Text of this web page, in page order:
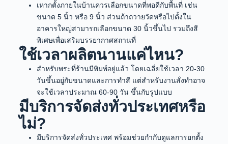
เหากตั้งภายในบ้านควรเลือกขนาดที่พอดีกับพื้นที่ เช่น
ขนาด 5 นิ้ว หรือ 9 นิ้ว ส่วนถ้าถวายวัดหรือไปตั้งใน
อาคารใหญ่สามารถเลือกขนาด 30 นิ้วขึ้นไป รวมถึงสี
พิเศษเพื่อเสริมบรรยากาศสถานที่
ใช้เวลาผลิตนานแค่ไหน?
สำหรับพระที่ร้านมีพิมพ์อยู่แล้ว โดยเฉลี่ยใช้เวลา 20-30
วันขึ้นอยู่กับขนาดและการทำสี แต่สำหรับงานสั่งทำอาจ
จะใช้เวลาประมาณ 60-90 วัน ขึ้นกับรูปแบบ
มีบริการจัดส่งทั่วประเทศหรือ
ไม่?
มีบริการจัดส่งทั่วประเทศ พร้อมช่วยกำกับดูแลการยกตั้ง